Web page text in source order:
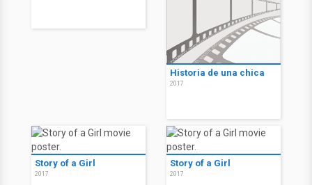
Historia de una chica
2017
Story of a Girl
2017
Story of a Girl
2017